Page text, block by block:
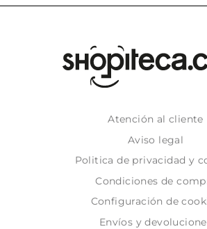
Atención al cliente
Aviso legal
Politica de privacidad y
Condiciones de
Configuración de
Envíos y